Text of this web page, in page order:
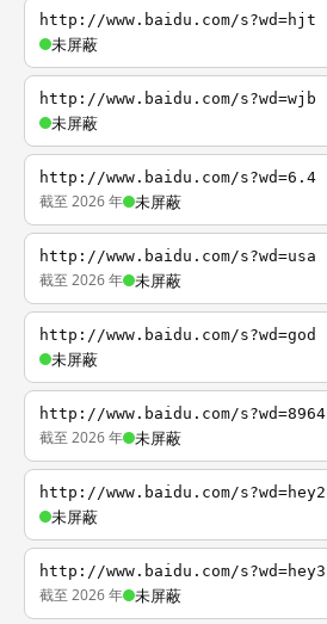
http://www.baidu.com/s?wd=hjt
未屏蔽
http://www.baidu.com/s?wd=wjb
未屏蔽
http://www.baidu.com/s?wd=6.4
截至 2026 年 未屏蔽
http://www.baidu.com/s?wd=usa
截至 2026 年 未屏蔽
http://www.baidu.com/s?wd=god
未屏蔽
http://www.baidu.com/s?wd=8964
截至 2026 年 未屏蔽
http://www.baidu.com/s?wd=hey2
未屏蔽
http://www.baidu.com/s?wd=hey3
截至 2026 年 未屏蔽